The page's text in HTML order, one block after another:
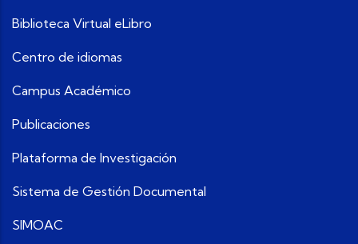
Biblioteca Virtual eLibro
Centro de idiomas
Campus Académico
Publicaciones
Plataforma de Investigación
Sistema de Gestión Documental
SIMOAC